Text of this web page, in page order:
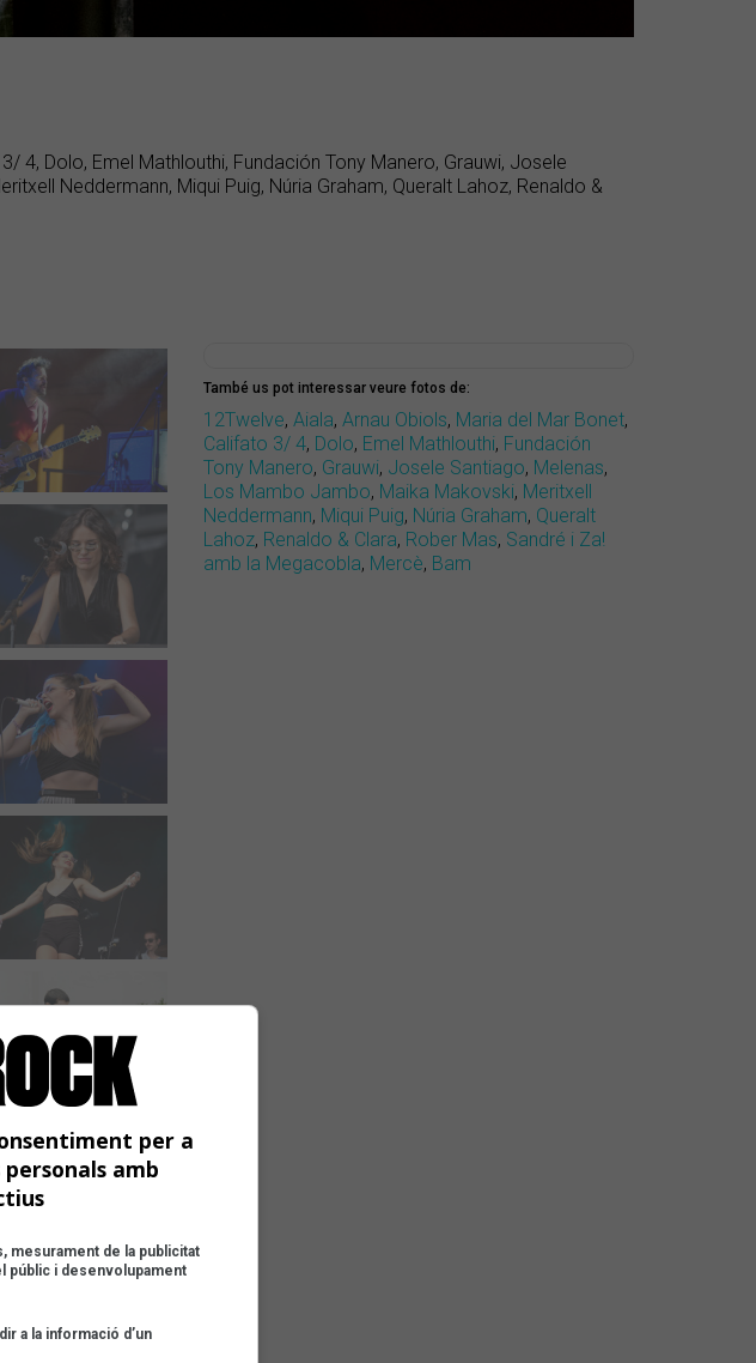
4, Dolo, Emel Mathlouthi, Fundación Tony Manero, Grauwi, Josele
Neddermann, Miqui Puig, Núria Graham, Queralt Lahoz, Renaldo &
També us pot interessar veure fotos de:
12Twelve, Aiala, Arnau Obiols, Maria del Mar Bonet,
Califato 3/ 4, Dolo, Emel Mathlouthi, Fundación
Tony Manero, Grauwi, Josele Santiago, Melenas,
Los Mambo Jambo, Maika Makovski, Meritxell
Neddermann, Miqui Puig, Núria Graham, Queralt
Lahoz, Renaldo & Clara, Rober Mas, Sandré i Za!
amb la Megacobla, Mercè, Bam
per a
amb
mesurament de la publicitat
públic i desenvolupament
a la informació d’un